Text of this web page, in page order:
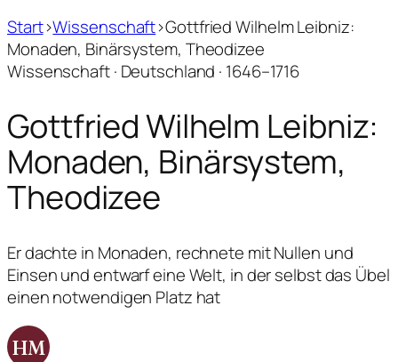
Start›Wissenschaft›Gottfried Wilhelm Leibniz:
Monaden, Binärsystem, Theodizee
Wissenschaft · Deutschland · 1646–1716
Gottfried Wilhelm Leibniz:
Monaden, Binärsystem,
Theodizee
Er dachte in Monaden, rechnete mit Nullen und
Einsen und entwarf eine Welt, in der selbst das Übel
einen notwendigen Platz hat
HM